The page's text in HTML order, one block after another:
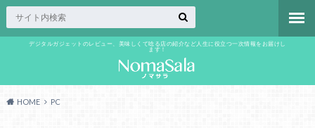
デジタルガジェットのレビュー、美味しくて唸る店の紹介など人生に役立つ一次情報をお届けし
ます！
HOME PC